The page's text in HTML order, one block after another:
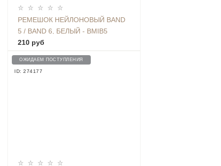
РЕМЕШОК НЕЙЛОНОВЫЙ BAND
5 / BAND 6, БЕЛЫЙ - BMIB5
NYLON WHITE
210 руб
ОЖИДАЕМ ПОСТУПЛЕНИЯ
ID: 274177